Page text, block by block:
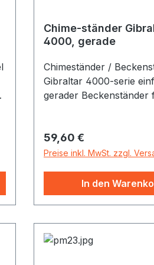
Chime-ständer
4000, gerade
Chimeständer /
Gibraltar 4000-serie einfacher,
gerader Beckenständer
doppelstrebig einfach
Höhe verstellbar, ca. 76
Beckenschrägstellung
Regulärer Preis:
59,60 €
Preise inkl. MwSt. zzgl.
In den